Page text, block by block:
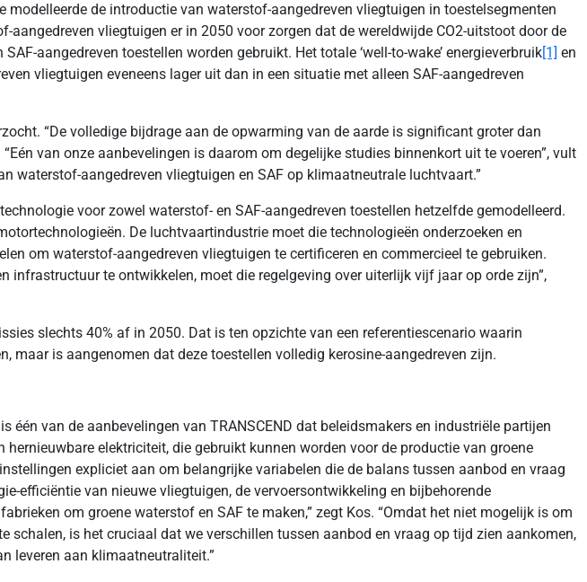
de introductie van waterstof-aangedreven vliegtuigen in toestelsegmenten
vliegtuigen er in 2050 voor zorgen dat de wereldwijde CO2-uitstoot door de
aangedreven toestellen worden gebruikt. Het totale ‘well-to-wake’ energieverbruik[1] en
vliegtuigen eveneens lager uit dan in een situatie met alleen SAF-aangedreven
“De volledige bijdrage aan de opwarming van de aarde is significant groter dan
van onze aanbevelingen is daarom om degelijke studies binnenkort uit te voeren”, vult
waterstof-aangedreven vliegtuigen en SAF op klimaatneutrale luchtvaart.”
voor zowel waterstof- en SAF-aangedreven toestellen hetzelfde gemodelleerd.
De luchtvaartindustrie moet die technologieën onderzoeken en
om waterstof-aangedreven vliegtuigen te certificeren en commercieel te gebruiken.
infrastructuur te ontwikkelen, moet die regelgeving over uiterlijk vijf jaar op orde zijn”,
slechts 40% af in 2050. Dat is ten opzichte van een referentiescenario waarin
is aangenomen dat deze toestellen volledig kerosine-aangedreven zijn.
van de aanbevelingen van TRANSCEND dat beleidsmakers en industriële partijen
elektriciteit, die gebruikt kunnen worden voor de productie van groene
expliciet aan om belangrijke variabelen die de balans tussen aanbod en vraag
efficiëntie van nieuwe vliegtuigen, de vervoersontwikkeling en bijbehorende
om groene waterstof en SAF te maken,” zegt Kos. “Omdat het niet mogelijk is om
is het cruciaal dat we verschillen tussen aanbod en vraag op tijd zien aankomen,
leveren aan klimaatneutraliteit.”